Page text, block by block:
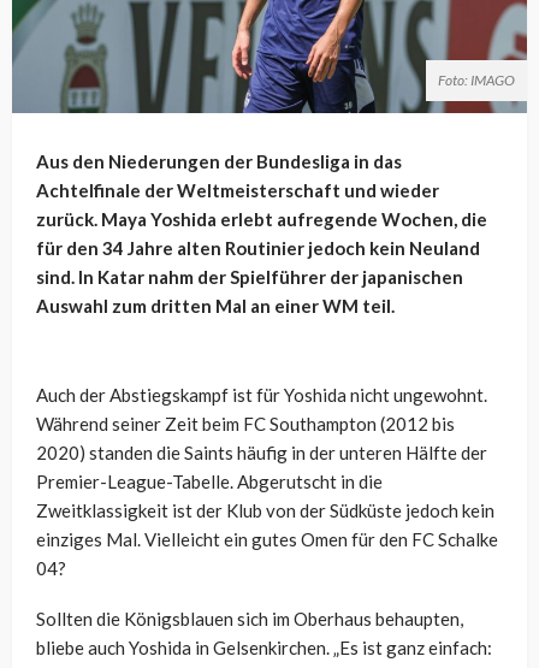
Foto: IMAGO
Aus den Niederungen der Bundesliga in das
Achtelfinale der Weltmeisterschaft und wieder
zurück. Maya Yoshida erlebt aufregende Wochen, die
für den 34 Jahre alten Routinier jedoch kein Neuland
sind. In Katar nahm der Spielführer der japanischen
Auswahl zum dritten Mal an einer WM teil.
Auch der Abstiegskampf ist für Yoshida nicht ungewohnt.
Während seiner Zeit beim FC Southampton (2012 bis
2020) standen die Saints häufig in der unteren Hälfte der
Premier-League-Tabelle. Abgerutscht in die
Zweitklassigkeit ist der Klub von der Südküste jedoch kein
einziges Mal. Vielleicht ein gutes Omen für den FC Schalke
04?
Sollten die Königsblauen sich im Oberhaus behaupten,
bliebe auch Yoshida in Gelsenkirchen. „Es ist ganz einfach: